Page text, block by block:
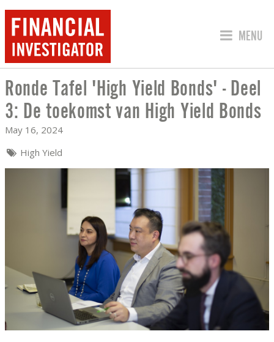
JUMP
MENU
RONDE TAFEL 'HIGH YIELD BONDS' -
Ronde Tafel 'High Yield Bonds' - Deel
3: De toekomst van High Yield Bonds
May 16, 2024
High Yield